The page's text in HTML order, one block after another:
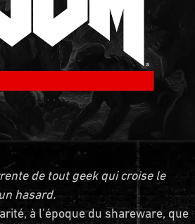
de tout geek qui croise le
hasard.
à l'époque du shareware, que